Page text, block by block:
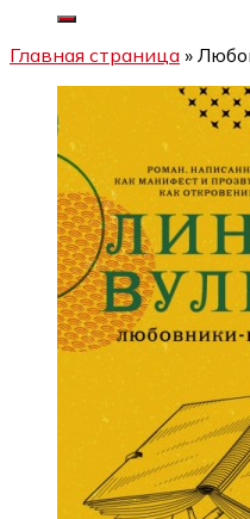
Главная страница »